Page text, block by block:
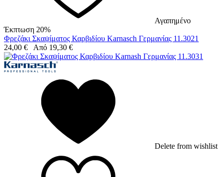
Αγαπημένο
Έκπτωση 20%
Φρεζάκι Σκαψίματος Καρβιδίου Karnasch Γερμανίας 11.3021
24,00 € Από 19,30 €
Delete from wishlist